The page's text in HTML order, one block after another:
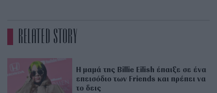
RELATED STORY
Η μαμά της Billie Eilish έπαιξε σε ένα
επεισόδιο των Friends και πρέπει να
το δεις